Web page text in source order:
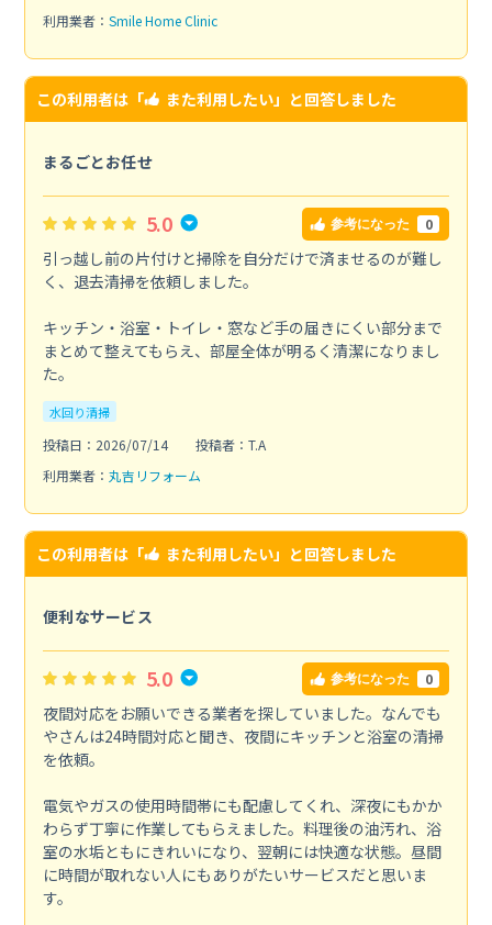
利用業者： Smile Home Clinic
この利用者は「 また利用したい」と回答しました
まるごとお任せ
5.0 参考になった 0
引っ越し前の片付けと掃除を自分だけで済ませるのが難し
く、退去清掃を依頼しました。
キッチン・浴室・トイレ・窓など手の届きにくい部分まで
まとめて整えてもらえ、部屋全体が明るく清潔になりまし
た。
水回り清掃
投稿日：2026/07/14
投稿者：T.A
利用業者： 丸吉リフォーム
この利用者は「 また利用したい」と回答しました
便利なサービス
5.0 参考になった 0
夜間対応をお願いできる業者を探していました。なんでも
やさんは24時間対応と聞き、夜間にキッチンと浴室の清掃
を依頼。
電気やガスの使用時間帯にも配慮してくれ、深夜にもかか
わらず丁寧に作業してもらえました。料理後の油汚れ、浴
室の水垢ともにきれいになり、翌朝には快適な状態。昼間
に時間が取れない人にもありがたいサービスだと思いま
す。